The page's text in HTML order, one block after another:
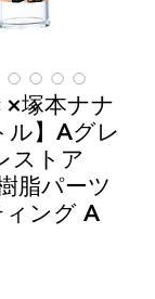
×塚本ナナ
ル】Aグレ
ストア
脂パーツ
ング A